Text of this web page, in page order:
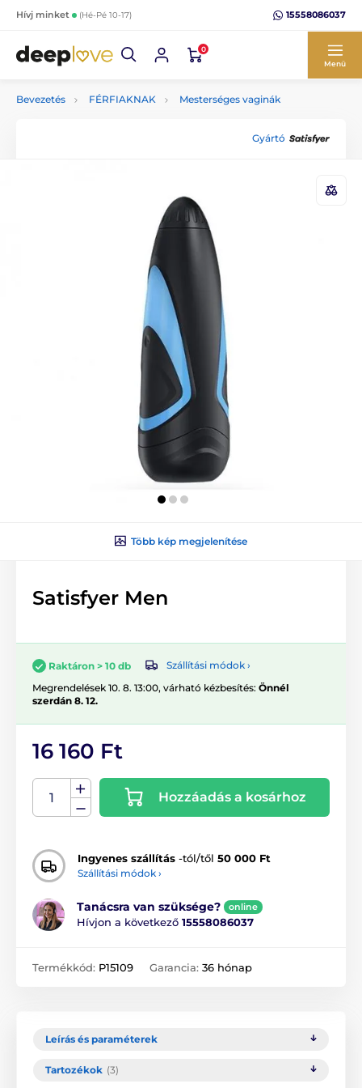
Hívj minket (Hé-Pé 10-17) 15558086037
0
Menü
Bevezetés FÉRFIAKNAK Mesterséges vaginák
Gyártó
Több kép megjelenítése
Satisfyer Men
Raktáron > 10 db
Szállítási módok ›
Megrendelések 10. 8. 13:00, várható kézbesítés: Önnél
szerdán 8. 12.
16 160 Ft
Hozzáadás a kosárhoz
Ingyenes szállítás -tól/től 50 000 Ft
Szállítási módok ›
Tanácsra van szüksége? online
Hívjon a következő 15558086037
Termékkód: P15109 Garancia: 36 hónap
Leírás és paraméterek
Tartozékok (3)